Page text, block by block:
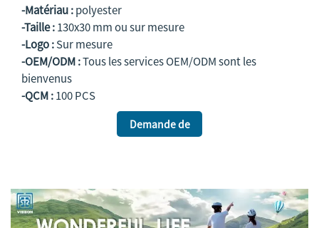
-Matériau :polyester
-Taille :130x30 mm ou sur mesure
-Logo :Sur mesure
-OEM/ODM :Tous les services OEM/ODM sont les
bienvenus
-QCM :100 PCS
Demande de